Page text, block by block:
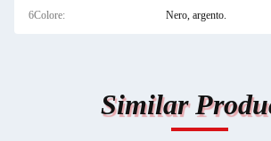
6Colore: Nero, argento.
Similar